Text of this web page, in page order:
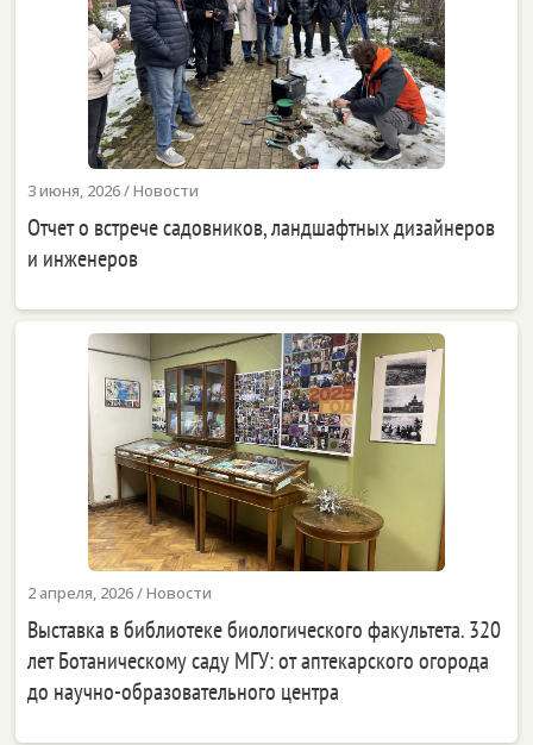
3 июня, 2026/Новости
Отчет о встрече садовников, ландшафтных дизайнеров
и инженеров
2 апреля, 2026/Новости
Выставка в библиотеке биологического факультета. 320
лет Ботаническому саду МГУ: от аптекарского огорода
до научно-образовательного центра